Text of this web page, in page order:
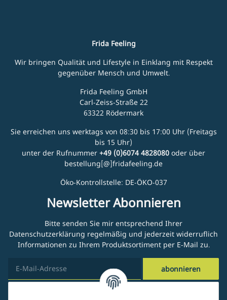
Frida Feeling
Wir bringen Qualität und Lifestyle in Einklang mit Respekt
gegenüber Mensch und Umwelt.
Frida Feeling GmbH
Carl-Zeiss-Straße 22
63322 Rödermark
Sie erreichen uns werktags von 08:30 bis 17:00 Uhr (Freitags
bis 15 Uhr)
unter der Rufnummer +49 (0)6074 4828080 oder über
bestellung[@]fridafeeling.de
Öko-Kontrollstelle: DE-ÖKO-037
Newsletter Abonnieren
Bitte senden Sie mir entsprechend Ihrer
Datenschutzerklärung regelmäßig und jederzeit widerruflich
Informationen zu Ihrem Produktsortiment per E-Mail zu.
abonnieren